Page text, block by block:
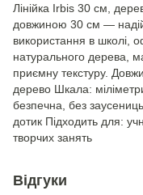
Лінійка Irbis 30 см,
довжиною 30 см —
використання в школі,
натурального дерева,
приємну текстуру.
дерево Шкала:
безпечна, без
дотик Підходить для:
творчих занять
Відгуки